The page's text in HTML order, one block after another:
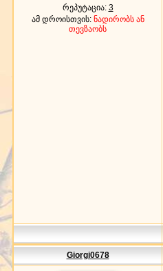
რეპუტაცია: 3
ამ დროისთვის: ნადირობს ან
თევზაობს
Giorgi0678